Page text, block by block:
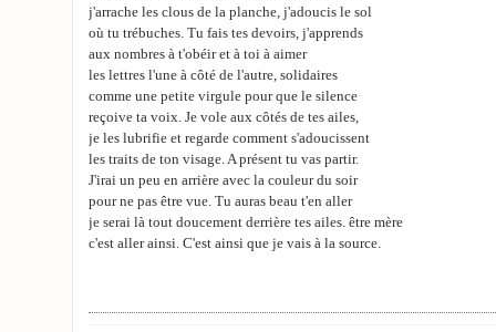
j'arrache les clous de la planche, j'adoucis le sol
où tu trébuches. Tu fais tes devoirs, j'apprends
aux nombres à t'obéir et à toi à aimer
les lettres l'une à côté de l'autre, solidaires
comme une petite virgule pour que le silence
reçoive ta voix. Je vole aux côtés de tes ailes,
je les lubrifie et regarde comment s'adoucissent
les traits de ton visage. A présent tu vas partir.
J'irai un peu en arrière avec la couleur du soir
pour ne pas être vue. Tu auras beau t'en aller
je serai là tout doucement derrière tes ailes. être mère
c'est aller ainsi. C'est ainsi que je vais à la source.